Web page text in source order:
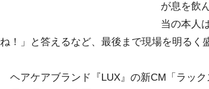
が息を飲
当の本人
ね！」と答えるなど、最後まで現場を明るく
ヘアケアブランド『LUX』の新CM「ラッ